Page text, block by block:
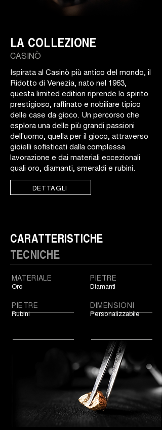
LA COLLEZIONE
CASINÒ
Ispirata al Casinò più antico del mondo, il
Ridotto di Venezia, nato nel 1963,
questa limited edition riprende lo spirito
prestigioso, raffinato e nobiliare tipico
delle case da gioco. Un percorso che
esplora una delle più grandi passioni
dell'uomo, quella per il gioco, attraverso
gioielli sofisticati dalla complessa
lavorazione e dai materiali eccezionali
quali oro, diamanti, smeraldi e rubini.
DETTAGLI
CARATTERISTICHE
TECNICHE
MATERIALE
Oro
PIETRE
Rubini
PIETRE
Diamanti
DIMENSIONI
Personalizzabile